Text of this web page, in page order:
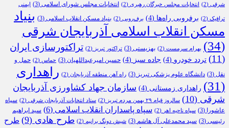
شرقی (2) انتخابات مجلس خبرگان رهبری (2) انتخابات مجلس شورای اسلامی (3) ایمنی
ترافیک (2) برفروبی راه‌ها (4) برف‌روبی (2) بنیاد مسکن انقلاب اسلامی (3)
بنیاد
مسکن انقلاب اسلامی آذربایجان شرقی
(34)
بهرام سرمست (2) بهزیستی (3) تراکتور تبریز (2)
تراکتورسازی ایران
(11)
تردد خودرو (4) جاده سبز (4) حسین امیرعبداللهیان (3) حماس (2)
حمل و
نقل (3) دانشگاه علوم پزشکی تبریز (3) راه آهن منطقه آذربایجان (2)
راهداری
(31)
راهداری زمستانی (4)
سازمان جهاد کشاورزی آذربایجان
شرقی (10) سالروز قیام ۲۹ بهمن مردم تبریز (2) ستاد انتخابات آذربایجان شرقی (2)
سپاه
عاشورا
(3) سپاه ناحیه اهر (2) سپاه پاسداران انقلاب اسلامی (6)
سید ابراهیم
رئیسی (3) سید محمدعلی آل هاشم (3) شیش دونگ برانیم (2) طرح هادی (9)
طرح